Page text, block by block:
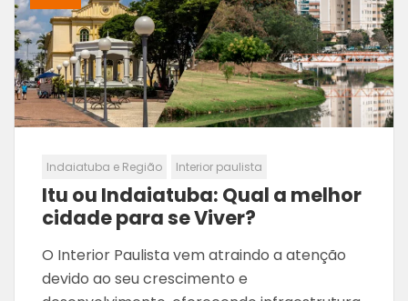
Indaiatuba e Região Interior paulista
Itu ou Indaiatuba: Qual a melhor
cidade para se Viver?
O Interior Paulista vem atraindo a atenção
devido ao seu crescimento e